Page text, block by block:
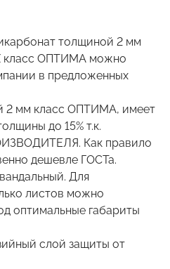
толщиной 2 мм
класс ОПТИМА можно
в предложенных
2 мм класс ОПТИМА, имеет
до 15% т.к.
Как правило
дешевле ГОСТа.
Для
листов можно
оптимальные габариты
слой защиты от